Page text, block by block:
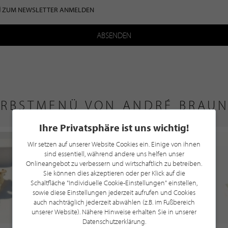
ZUM NEWSLETTER ANMELDEN
ABSENDEN
VON ANDRÉ
Ihre Privatsphäre ist uns wichtig!
Wir setzen auf unserer Website Cookies ein. Einige von ihnen
sind essentiell, während andere uns helfen unser
Onlineangebot zu verbessern und wirtschaftlich zu betreiben.
Sie können dies akzeptieren oder per Klick auf die
Schaltfläche "Individuelle Cookie-Einstellungen" einstellen,
sowie diese Einstellungen jederzeit aufrufen und Cookies
auch nachträglich jederzeit abwählen (z.B. im Fußbereich
unserer Website). Nähere Hinweise erhalten Sie in unserer
Datenschutzerklärung.